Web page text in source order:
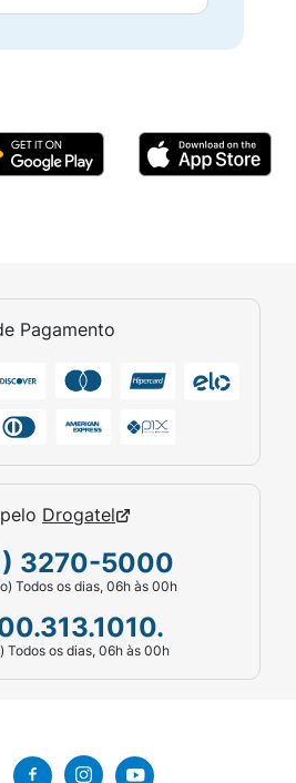
Pagamento
Drogatel
3270-5000
Todos os dias, 06h às 00h
Todos os dias, 06h às 00h